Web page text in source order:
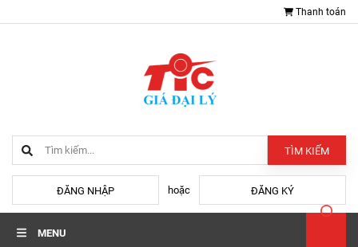
Thanh toán
TÌM KIẾM
ĐĂNG NHẬP hoặc ĐĂNG KÝ
MENU